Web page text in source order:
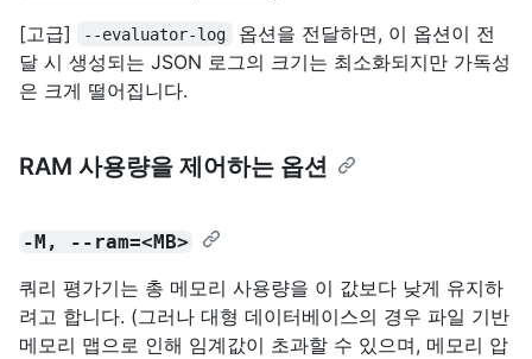
[고급] --evaluator-log
옵션을 전달하면, 이 옵션이 전
달 시 생성되는 JSON 로그의 크기는 최소화되지만 가독성
은 크게 떨어집니다.
RAM 사용량을 제어하는 옵션
-M, --ram=<MB>
쿼리 평가기는 총 메모리 사용량을 이 값보다 낮게 유지하
려고 합니다. (그러나 대형 데이터베이스의 경우 파일 기반
메모리 맵으로 인해 임계값이 초과할 수 있으며, 메모리 압